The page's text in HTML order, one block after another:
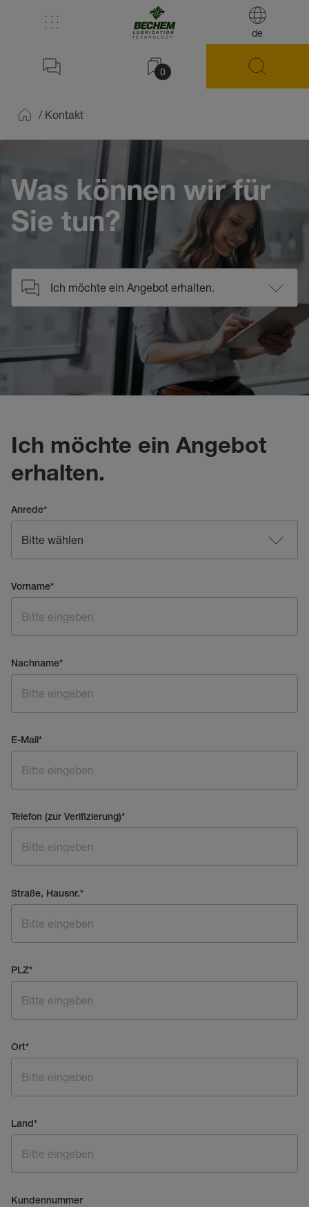
de
0
/ Kontakt
Was können wir für
Sie tun?
Ich möchte ein Angebot
erhalten.
Anrede*
Vorname*
Nachname*
E-Mail*
Telefon (zur Verifizierung)*
Straße, Hausnr.*
PLZ*
Ort*
Land*
Kundennummer